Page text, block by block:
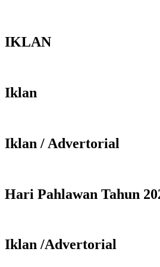
IKLAN
Iklan
Iklan / Advertorial
Hari Pahlawan Tahun
Iklan /Advertorial